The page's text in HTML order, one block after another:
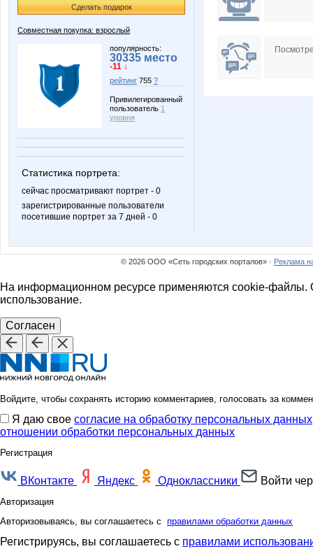
Сделать подарок
Совместная покупка: взрослый
популярность:
30335 место
-11 ↓
рейтинг 755 ?
Привилегированный
пользователь 1
уровня
Статистика портрета:
сейчас просматривают портрет - 0
зарегистрированные пользователи
посетившие портрет за 7 дней - 0
© 2026 ООО «Сеть городских порталов» · Реклама
На информационном ресурсе применяются cookie-файлы.
использование.
Согласен
Войдите, чтобы сохранять историю комментариев, голосовать за
Я даю свое согласие на обработку персональных данных
отношении обработки персональных данных
Регистрация
ВКонтакте Яндекс Одноклассники Войти
Авторизация
Авторизовываясь, вы соглашаетесь с правилами обработки данных
Регистрируясь, вы соглашаетесь с правилами